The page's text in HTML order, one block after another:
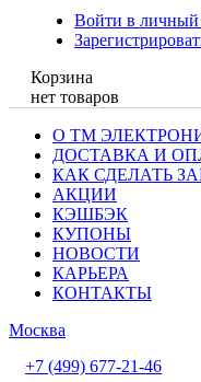
Войти в личный
Корзина
нет товаров
О ТМ
ДОСТАВКА И
КАК СДЕЛАТЬ
АКЦИИ
КЭШБЭК
КУПОНЫ
НОВОСТИ
КАРЬЕРА
КОНТАКТЫ
Москва
+7 (499) 677-21-46